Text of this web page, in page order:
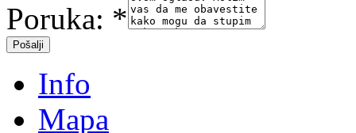
Poruka: *
Info
Mapa